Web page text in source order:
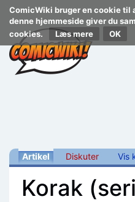
ComicWiki bruger en cookie til
denne hjemmeside giver du
cookies.
Læs mere
Artikel Diskuter Vis
Korak